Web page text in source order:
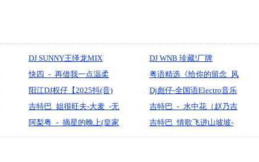
DJ SUNNY王绎龙MIX
DJ WNB 珍藏!厂牌
MEGAMIX极
快四_-_再借我一点温柔
（笑天（DJ版）『默寫制
作』
粤语精选《给你的留念_风
中的恋人_生命诺等候》车
载连版串烧-DJ棒棒
阳江DJ权仔【2025抖(音)
精选中文劲嗨《Electro》
享受极限魅力车载dj串
Dj彪仔-全国语Electro音乐
年少无知多少青春已逝去
打碟实录串烧
吉特巴_姐很旺夫-大麦_-无
心制作
吉特巴_-_水中花（赵乃吉
（温柔版）『默寫制作』
阿梨粤_-_摘星的晚上(皇家
吉特巴_情歌飞进山坡坡-